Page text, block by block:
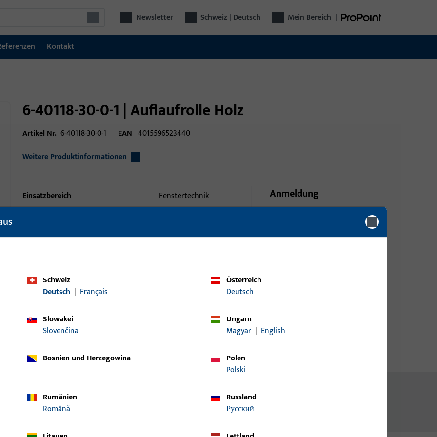
Newsletter Schweiz | Deutsch Mein Bereich |
Kontakt
6-40118-30-0-1 | Auflaufrolle Holz
Artikel Nr. 6-40118-30-0-1 EAN 4015596523440
Weitere Produktinformationen
Einsatzbereich
Fenstertechnik
Einsatzsystem
UNI-JET
Oberflächenbeschreibung
Bruttogewicht
Verpackungseinheit
Mindestbestelleinheit
Anmeldung
Bitte melden Sie sich mit Ihren
Preisinformation zu erhalten
Daten Downloads
Schweiz
Deutsch | Français
Österreich
Deutsch
Slowakei
Slovenčina
Ungarn
Magyar | English
Bosnien und Herzegowina
Polen
Polski
Rumänien
Română
Russland
русский